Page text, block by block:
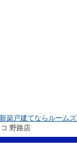
築戸建てならルームズ
野路店